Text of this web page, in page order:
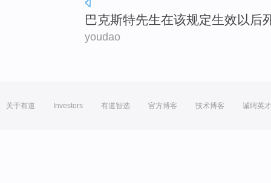
巴克斯特先生在该规定生效以后
youdao
关于有道 Investors 有道智选 官方博客 技术博客 诚聘英才